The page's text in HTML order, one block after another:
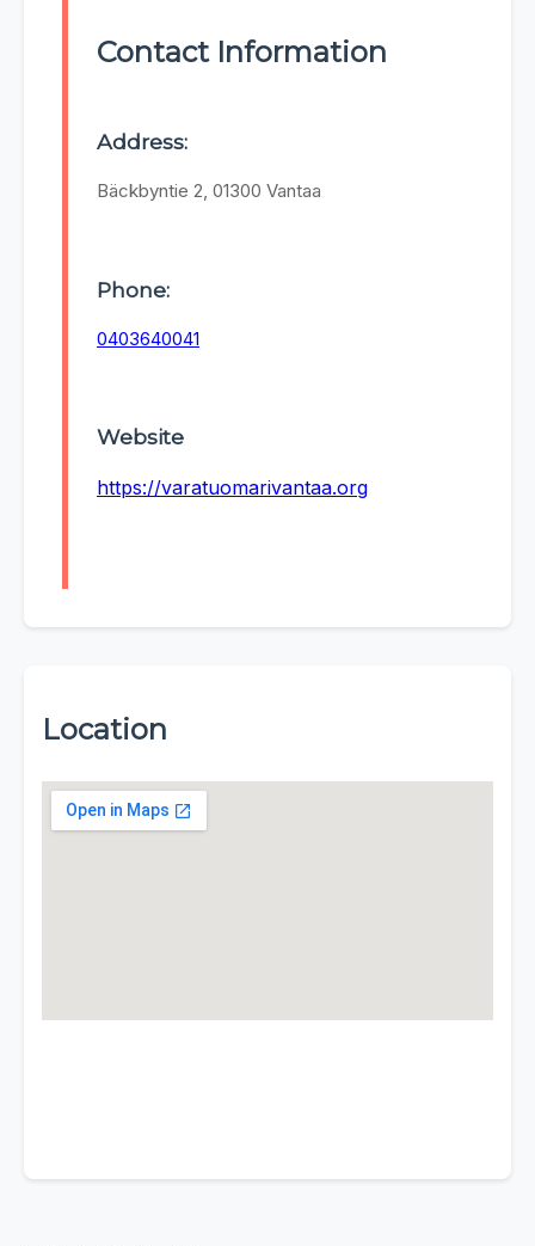
Contact Information
Address:
Bäckbyntie 2, 01300 Vantaa
Phone:
0403640041
Website
https://varatuomarivantaa.org
Location